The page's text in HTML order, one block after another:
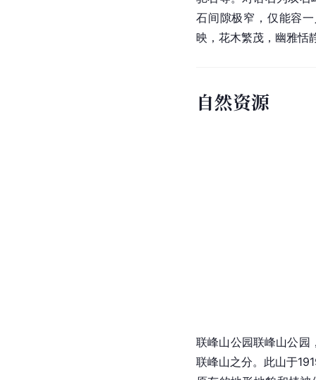
石间隙极窄，仅能容
映，花木繁茂，幽雅恬
自然资源
联峰山公园联峰山公园
联峰山之分。此山于